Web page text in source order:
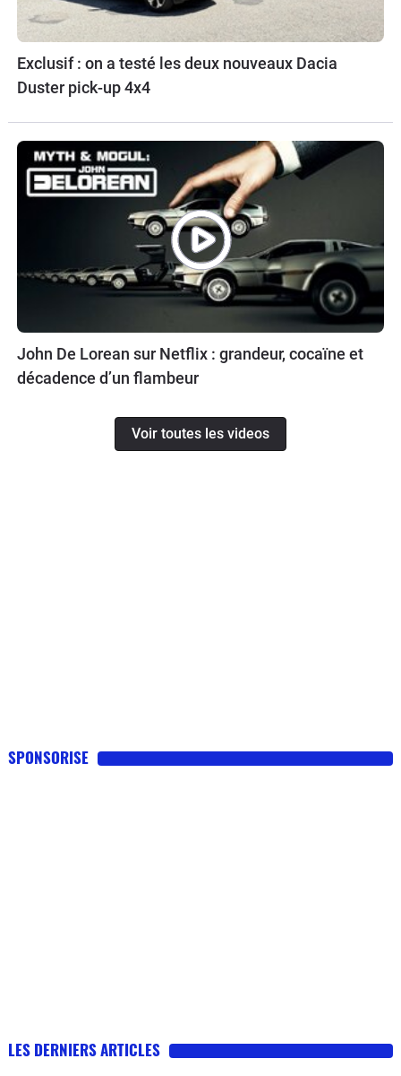
Exclusif : on a testé les deux nouveaux Dacia
Duster pick-up 4x4
John De Lorean sur Netflix : grandeur, cocaïne et
décadence d’un flambeur
Voir toutes les videos
SPONSORISE
LES DERNIERS ARTICLES